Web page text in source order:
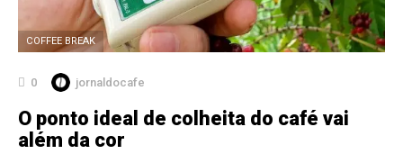
COFFEE BREAK
0 jornaldocafe
O ponto ideal de colheita do café vai
além da cor